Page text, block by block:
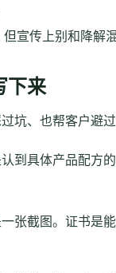
宣传上别和降解混
下来
坑、也帮客户避过
到具体产品配方
张截图。证书是